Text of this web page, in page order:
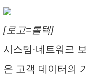
[로고=롤텍]
시스템·네트워크
은 고객 데이터의